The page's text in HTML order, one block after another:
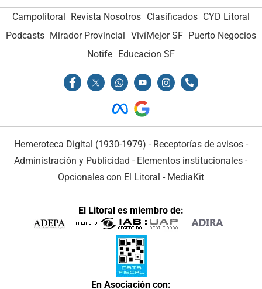
Campolitoral Revista Nosotros Clasificados CYD Litoral
Podcasts Mirador Provincial VivíMejor SF Puerto Negocios
Notife Educacion SF
Hemeroteca Digital (1930-1979) - Receptorías de avisos -
Administración y Publicidad - Elementos institucionales -
Opcionales con El Litoral - MediaKit
El Litoral es miembro de:
En Asociación con: